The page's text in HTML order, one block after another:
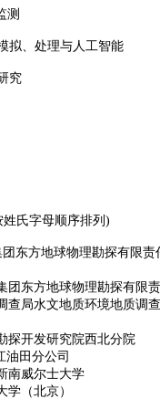
测
拟、处理与人工智能
究
姓氏字母顺序排列)
东方地球物理勘探有限责
团东方地球物理勘探有限
查局水文地质环境地质调
探开发研究院西北分院
田分公司
南威尔士大学
学（北京）